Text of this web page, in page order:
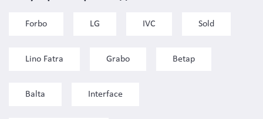
Forbo LG IVC Sold
Lino Fatra Grabo Betap
Balta Interface